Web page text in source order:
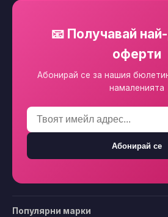
📧 Получавай
оферти
Абонирай се за нашия
намаленията
Абонирай се
Популярни марки